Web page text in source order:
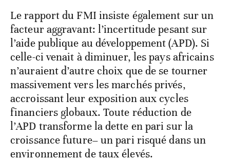
Le rapport du FMI insiste également sur un
facteur aggravant: l’incertitude pesant sur
l’aide publique au développement (APD). Si
celle-ci venait à diminuer, les pays africains
n’auraient d’autre choix que de se tourner
massivement vers les marchés privés,
accroissant leur exposition aux cycles
financiers globaux. Toute réduction de
l’APD transforme la dette en pari sur la
croissance future– un pari risqué dans un
environnement de taux élevés.